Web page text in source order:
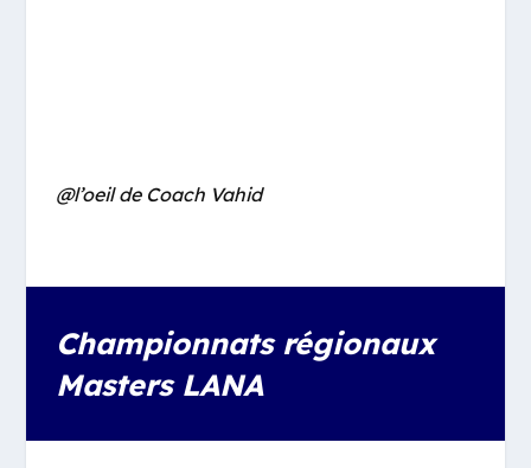
@l’oeil de Coach Vahid
Championnats régionaux
Masters LANA